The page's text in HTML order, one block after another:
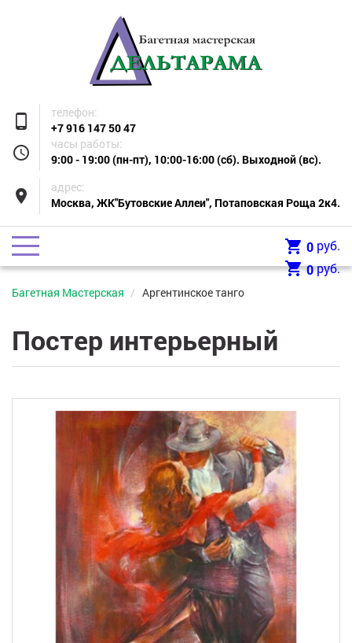
phone_android
телефон:
+7 916 147 50 47
access_time
часы работы:
9:00 - 19:00 (пн-пт), 10:00-16:00 (сб). Выходной (вс).
place
адрес:
Москва, ЖК"Бутовские Аллеи", Потаповская Роща 2к4.
shopping_cart 0 руб.
shopping_cart0руб.
Багетная Мастерская Аргентинское танго
Постер интерьерный